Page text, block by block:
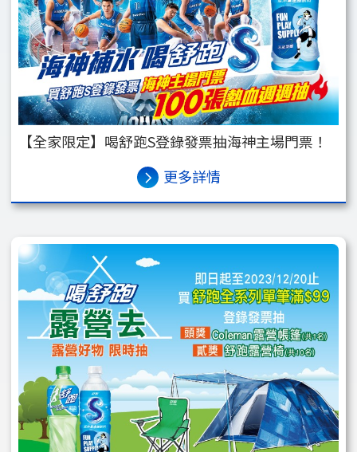
【全家限定】喝舒跑S登錄發票抽海神主場門票！
更多詳情